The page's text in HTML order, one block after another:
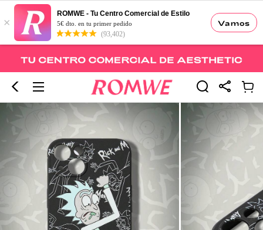
Vamos
×
ROMWE - Tu Centro Comercial de Estilo
5€ dto. en tu primer pedido
(93,402)